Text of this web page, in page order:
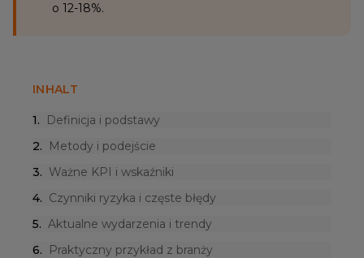
o 12-18%.
INHALT
1.
Definicja i podstawy
2.
Metody i podejście
3. Ważne KPI i wskaźniki
4. Czynniki ryzyka i częste błędy
5. Aktualne wydarzenia i trendy
6.
Praktyczny przykład z branży